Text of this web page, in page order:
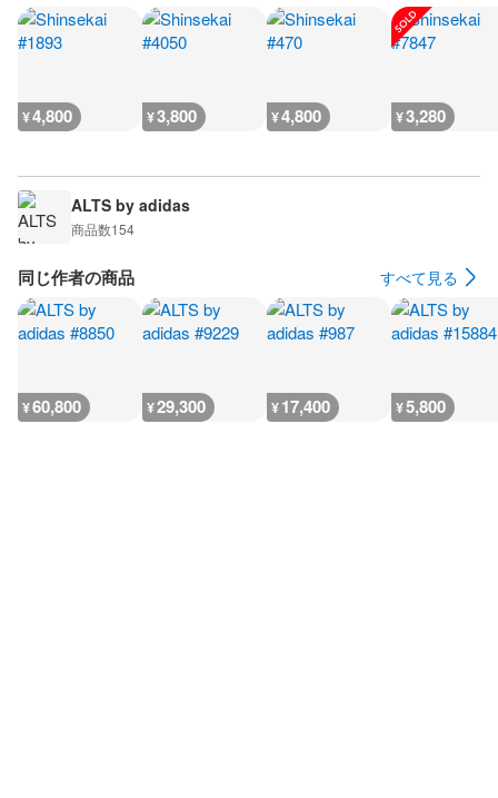
¥4,800 ¥3,800 ¥4,800 ¥3,280
ALTS by adidas
商品数154
同じ作者の商品 すべて見る
¥60,800 ¥29,300 ¥17,400 ¥5,800